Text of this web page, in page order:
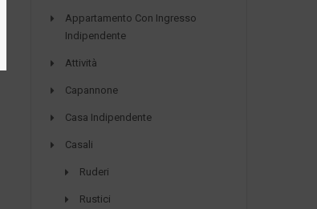
Appartamento Con Ingresso
Indipendente
Attività
Capannone
Casa Indipendente
Casali
Ruderi
Rustici